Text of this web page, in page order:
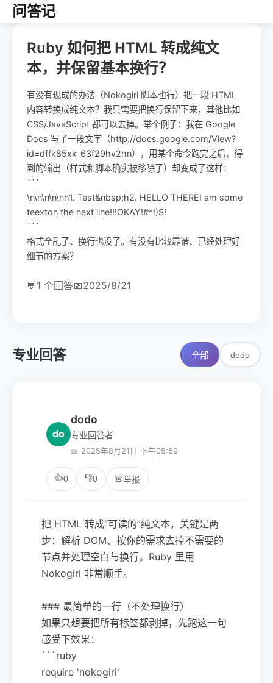
问答记
Ruby 如何把 HTML 转成纯文
本，并保留基本换行？
有没有现成的办法（Nokogiri 脚本也行）把一段 HTML
内容转换成纯文本？我只需要把换行保留下来，其他比如
CSS/JavaScript 都可以去掉。举个例子：我在 Google
Docs 写了一段文字（http://docs.google.com/View?
id=dffk85xk_63f29hv2hn），用某个命令跑完之后，得
到的输出（样式和脚本确实被移除了）却变成了这样：
```
\n\n\n\n\nh1. Test&nbsp;h2. HELLO THEREI am some
teexton the next line!!!OKAY!#*!)$!
```
格式全乱了、换行也没了。有没有比较靠谱、已经处理好
细节的方案？
💬1 个回答📅2025/8/21
专业回答 全部 dodo
do
dodo
专业回答者
📅 2025年8月21日 下午05:59
👍0 👎0 🚨举报
把 HTML 转成“可读的”纯文本，关键是两
步：解析 DOM、按你的需求去掉不需要的
节点并处理空白与换行。Ruby 里用
Nokogiri 非常顺手。
### 最简单的一行（不处理换行）
如果只想要把所有标签都剥掉，先跑这一句
感受下效果：
```ruby
require 'nokogiri'